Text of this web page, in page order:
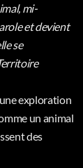
mi-
et devient
se
un animal
des